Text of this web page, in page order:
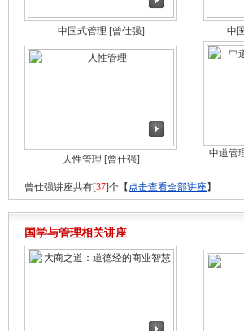
中国式管理 [曾仕强] 中
人性管理 [曾仕强]
中道管
曾仕强讲座共有[37]个【 点击查看全部讲座】
国学与管理相关讲座